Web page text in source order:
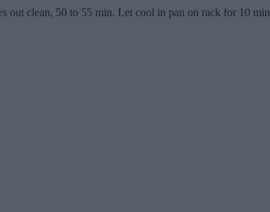
out clean, 50 to 55 min. Let cool in pan on rack for 10